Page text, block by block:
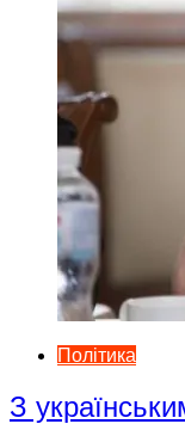
Політика
З